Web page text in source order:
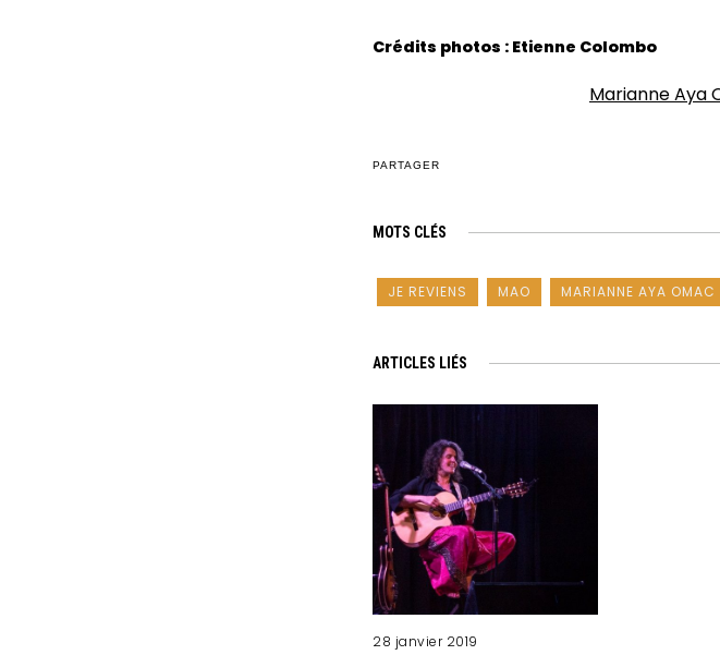
Crédits photos : Etienne Colombo
Marianne Aya
PARTAGER
MOTS CLÉS
JE REVIENS MAO MARIANNE AYA OMAC
ARTICLES LIÉS
28 janvier 2019